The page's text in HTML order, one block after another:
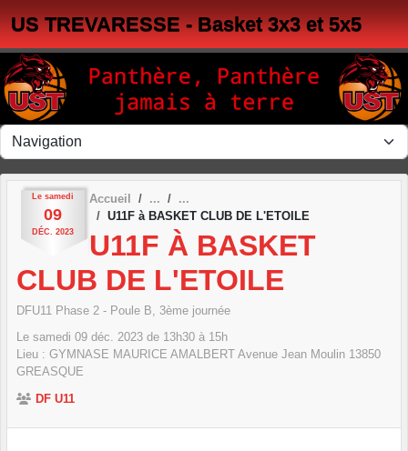
US TREVARESSE - Basket 3x3 et 5x5
Le samedi
09
DÉC. 2023
Accueil
U11F à BASKET CLUB DE L'ETOILE
U11F À BASKET
CLUB DE L'ETOILE
DFU11 Phase 2 - Poule B, 3ème journée
Le samedi 09 déc. 2023 de 13h30 à 15h
Lieu : GYMNASE MAURICE AMALBERT Avenue Jean Moulin 13850
GREASQUE
DF U11